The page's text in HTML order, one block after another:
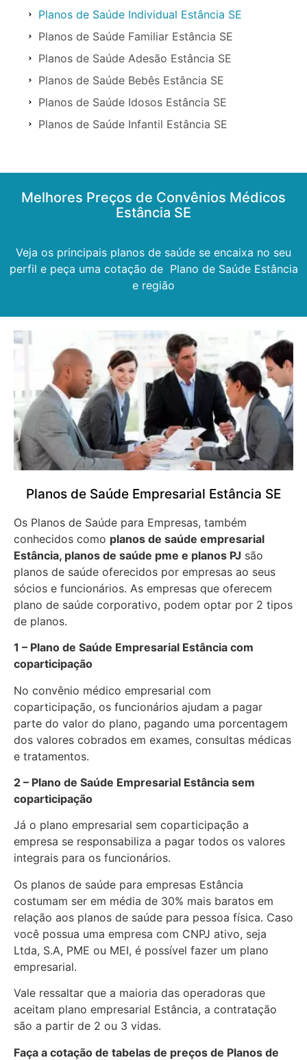
Planos de Saúde Individual Estância SE
Planos de Saúde Familiar Estância SE
Planos de Saúde Adesão Estância SE
Planos de Saúde Bebês Estância SE
Planos de Saúde Idosos Estância SE
Planos de Saúde Infantil Estância SE
Melhores Preços de Convênios Médicos
Estância SE
Veja os principais planos de saúde se encaixa no seu
perfil e peça uma cotação de Plano de Saúde Estância
e região
Planos de Saúde Empresarial Estância SE
Os Planos de Saúde para Empresas, também
conhecidos como planos de saúde empresarial
Estância, planos de saúde pme e planos PJ são
planos de saúde oferecidos por empresas ao seus
sócios e funcionários. As empresas que oferecem
plano de saúde corporativo, podem optar por 2 tipos
de planos.
1 – Plano de Saúde Empresarial Estância com
coparticipação
No convênio médico empresarial com
coparticipação, os funcionários ajudam a pagar
parte do valor do plano, pagando uma porcentagem
dos valores cobrados em exames, consultas médicas
e tratamentos.
2 – Plano de Saúde Empresarial Estância sem
coparticipação
Já o plano empresarial sem coparticipação a
empresa se responsabiliza a pagar todos os valores
integrais para os funcionários.
Os planos de saúde para empresas Estância
costumam ser em média de 30% mais baratos em
relação aos planos de saúde para pessoa física. Caso
você possua uma empresa com CNPJ ativo, seja
Ltda, S.A, PME ou MEI, é possível fazer um plano
empresarial.
Vale ressaltar que a maioria das operadoras que
aceitam plano empresarial Estância, a contratação
são a partir de 2 ou 3 vidas.
Faça a cotação de tabelas de preços de Planos de